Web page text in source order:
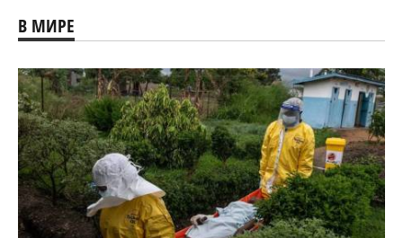
В МИРЕ